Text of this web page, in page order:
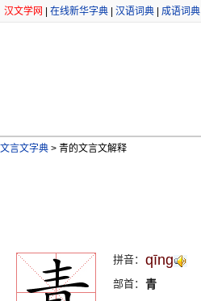
汉文学网 在线新华字典 汉语词典 成语词典
文言文字典 > 青的文言文解释
拼音： qīng
部首： 青